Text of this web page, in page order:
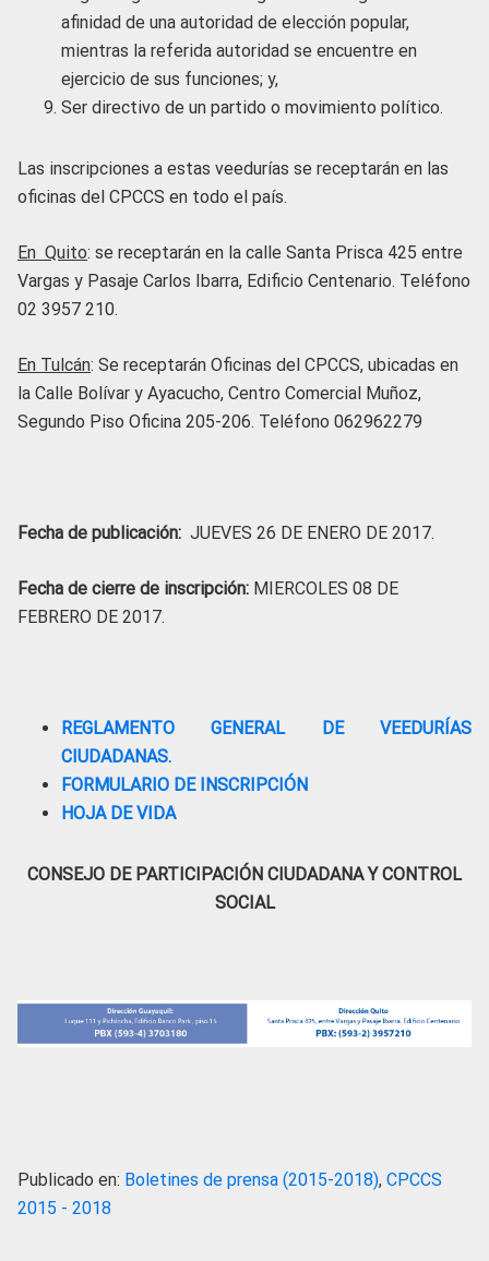
afinidad de una autoridad de elección popular,
mientras la referida autoridad se encuentre en
ejercicio de sus funciones; y,
Ser directivo de un partido o movimiento político.
Las inscripciones a estas veedurías se receptarán en las
oficinas del CPCCS en todo el país.
En Quito: se receptarán en la calle Santa Prisca 425 entre
Vargas y Pasaje Carlos Ibarra, Edificio Centenario. Teléfono
02 3957 210.
En Tulcán: Se receptarán Oficinas del CPCCS, ubicadas en
la Calle Bolívar y Ayacucho, Centro Comercial Muñoz,
Segundo Piso Oficina 205-206. Teléfono 062962279
Fecha de publicación: JUEVES 26 DE ENERO DE 2017.
Fecha de cierre de inscripción: MIERCOLES 08 DE
FEBRERO DE 2017.
REGLAMENTO GENERAL DE VEEDURÍAS
CIUDADANAS.
FORMULARIO DE INSCRIPCIÓN
HOJA DE VIDA
CONSEJO DE PARTICIPACIÓN CIUDADANA Y CONTROL
SOCIAL
Publicado en: Boletines de prensa (2015-2018), CPCCS
2015 - 2018